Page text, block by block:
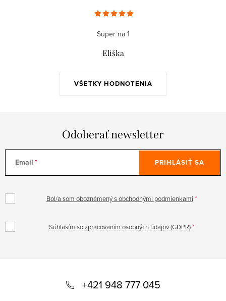
VŠETKY HODNOTENIA
Super na 1
Eliška
Odoberať newsletter
Email
Bol/a som oboznámený s obchodnými podmienkami
Súhlasím so zpracovaním osobných údajov (GDPR)
PRIHLÁSIŤ SA
+421 948 777 045